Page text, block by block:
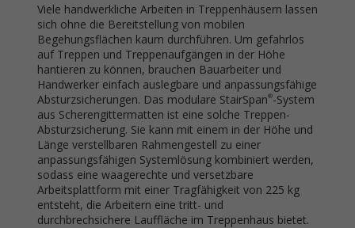
Viele handwerkliche Arbeiten in Treppenhäusern lassen
sich ohne die Bereitstellung von mobilen
Begehungsflächen kaum durchführen. Um gefahrlos
auf Treppen und Treppenaufgängen in der Höhe
hantieren zu können, brauchen Bauarbeiter und
Handwerker einfach auslegbare und anpassungsfähige
Absturzsicherungen. Das modulare StairSpan®-System
aus Scherengittermatten ist eine solche Treppen-
Absturzsicherung. Sie kann mit einem in der Höhe und
Länge verstellbaren Rahmengestell zu einer
anpassungsfähigen Systemlösung kombiniert werden,
sodass eine waagerechte und versetzbare
Arbeitsplattform mit einer Tragfähigkeit von 225 kg
entsteht, die Arbeitern eine tritt- und
durchbrechsichere Lauffläche im Treppenhaus bietet.